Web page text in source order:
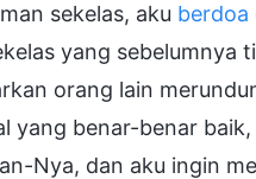
sekelas, aku berdoa
yang sebelumnya
orang lain
yang benar-benar
Nya, dan aku ingin